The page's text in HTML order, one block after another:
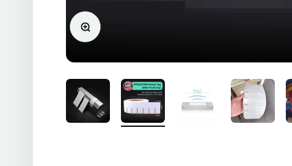
Zoomer sur l'image